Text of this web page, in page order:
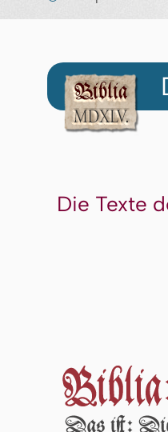
Die Texte